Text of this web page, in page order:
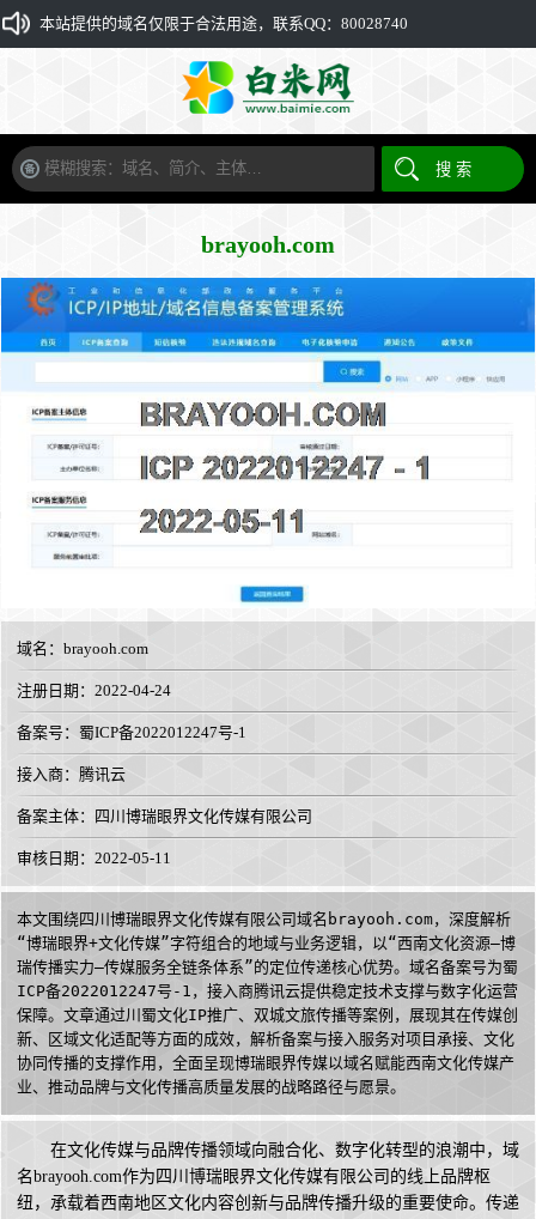
本站提供的域名仅限于合法用途，联系QQ：80028740
brayooh.com
域名： brayooh.com
注册日期：2022-04-24
备案号：蜀ICP备2022012247号-1
接入商： 腾讯云
备案主体：四川博瑞眼界文化传媒有限公司
审核日期：2022-05-11
本文围绕四川博瑞眼界文化传媒有限公司域名brayooh.com，深度解析
“博瑞眼界+文化传媒”字符组合的地域与业务逻辑，以“西南文化资源—博
瑞传播实力—传媒服务全链条体系”的定位传递核心优势。域名备案号为蜀
ICP备2022012247号-1，接入商腾讯云提供稳定技术支撑与数字化运营
保障。文章通过川蜀文化IP推广、双城文旅传播等案例，展现其在传媒创
新、区域文化适配等方面的成效，解析备案与接入服务对项目承接、文化
协同传播的支撑作用，全面呈现博瑞眼界传媒以域名赋能西南文化传媒产
业、推动品牌与文化传播高质量发展的战略路径与愿景。
在文化传媒与品牌传播领域向融合化、数字化转型的浪潮中，域
名brayooh.com作为四川博瑞眼界文化传媒有限公司的线上品牌枢
纽，承载着西南地区文化内容创新与品牌传播升级的重要使命。传递